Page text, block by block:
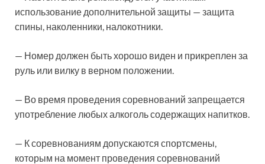
использование дополнительной защиты — защита
спины, наколенники, налокотники.
— Номер должен быть хорошо виден и прикреплен за
руль или вилку в верном положении.
— Во время проведения соревнований запрещается
употребление любых алкоголь содержащих напитков.
— К соревнованиям допускаются спортсмены,
которым на момент проведения соревнований